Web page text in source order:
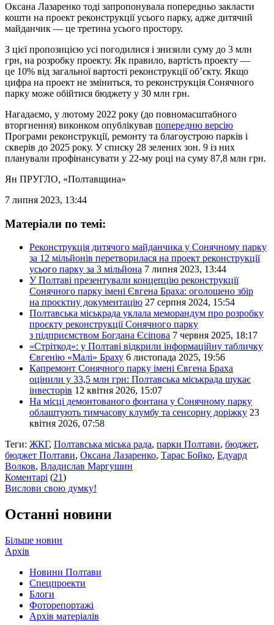
Оксана Лазаренко тоді запропонувала попередньо закласти
кошти на проект реконструкції усього парку, адже дитячий
майданчик — це третина усього простору.
З цієї пропозицією усі погодилися і знизили суму до 3 млн
грн, на розробку проекту. Як правило, вартість проекту —
це 10% від загальної вартості реконструкції об’єкту. Якщо
цифра на проект не зміниться, то реконструкція Сонячного
парку може обійтися бюджету у 30 млн грн.
Нагадаємо, у лютому 2022 року (до повномасштабного
вторгнення) виконком опублікував попередню версію
Програми реконструкції, ремонту та благоустрою парків і
скверів до 2025 року. У списку 28 зелених зон. 9 із них
планували профінансувати у 22-му році на суму 87,8 млн грн.
Ян ПРУГЛО, «Полтавщина»
7 липня 2023, 13:44
Матеріали по темі:
Реконструкція дитячого майданчика у Сонячному парку
за 12 мільйонів перетворилася на проект реконструкції
усього парку за 3 мільйона 7 липня 2023, 13:44
У Полтаві презентували концепцію реконструкції
Сонячного парку імені Євгена Браха: оголошено збір
на проєктну документацію 27 серпня 2024, 15:54
Полтавська міськрада уклала меморандум про розробку
проєкту реконструкції Сонячного парку
з підприємством Богдана Єсіпова 7 червня 2025, 18:17
«Стріткод»: у Полтаві відкрили інформаційну табличку
Євгенію «Малі» Браху 6 листопада 2025, 19:56
Капремонт Сонячного парку імені Євгена Браха
оцінили у 33,5 млн грн: Полтавська міськрада шукає
інвесторів 12 квітня 2026, 15:07
На місці демонтованого фонтана у Сонячному парку
облаштують тимчасову клумбу та сенсорну доріжку 23
квітня 2026, 07:58
Теги: ЖКГ, Полтавська міська рада, парки Полтави, бюджет,
бюджет Полтави, Оксана Лазаренко, Тарас Бойко, Едуард
Волков, Владислав Маргушин
Коментарі (21)
Вислови свою думку!
Останні новини
Більше новин
Архів
Новини Полтави
Спецпроекти
Блоги
Фоторепортажі
Архів матеріалів